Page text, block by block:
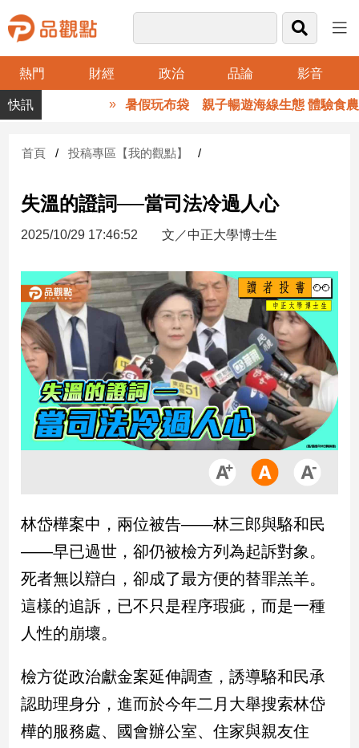
熱門 財經 政治 品論 影音
品
觀
財
台
財
新
聞
產
經/
股
市
產
點
治
政
焦
品
觀
點
民
暑假玩布袋 親子暢遊海線生態 體驗食農樂
首頁 投稿專區【我的觀點】
失溫的證詞──當司法冷過人心
2025/10/29 17:46:52 文／中正大學博士生
林岱樺案中，兩位被告——林三郎與駱和民
——早已過世，卻仍被檢方列為起訴對象。
死者無以辯白，卻成了最方便的替罪羔羊。
這樣的追訴，已不只是程序瑕疵，而是一種
人性的崩壞。
檢方從政治獻金案延伸調查，誘導駱和民承
認助理身分，進而於今年二月大舉搜索林岱
樺的服務處、國會辦公室、住家與親友住